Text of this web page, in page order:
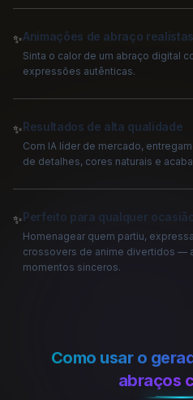
✨Animações de abraço realistas
Sinta o calor de um abraço digital
expressões autênticas.
✨Resultados de alta qualidade
Com IA líder de mercado,
de detalhes, cores naturais e
✨Perfeito para qualquer
Homenagear quem partiu,
crossovers de anime divertidos —
momentos sinceros.
Como usar o
abraços